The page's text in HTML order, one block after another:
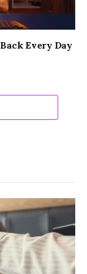
Every Day